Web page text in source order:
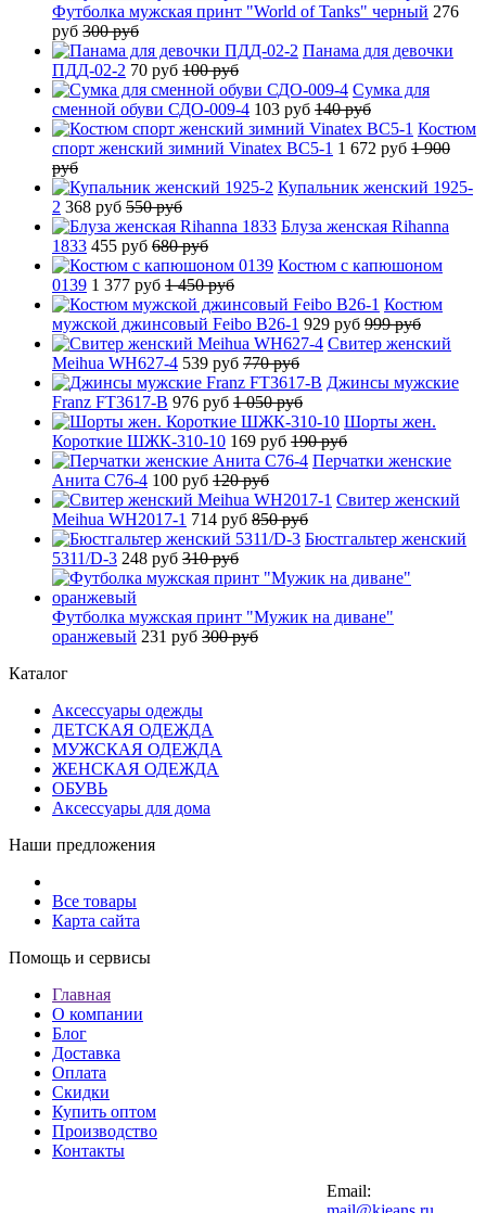
Футболка мужская принт "World of Tanks" черный 276
руб 300 руб
Панама для девочки
ПДД-02-2 70 руб 100 руб
Сумка для
сменной обуви СДО-009-4 103 руб 140 руб
Костюм
спорт женский зимний Vinatex BC5-1 1 672 руб 1 900
руб
Купальник женский 1925-
2 368 руб 550 руб
Блуза женская Rihanna
1833 455 руб 680 руб
Костюм с капюшоном
0139 1 377 руб 1 450 руб
Костюм
мужской джинсовый Feibo B26-1 929 руб 999 руб
Свитер женский
Meihua WH627-4 539 руб 770 руб
Джинсы мужские
Franz FT3617-B 976 руб 1 050 руб
Шорты жен.
Короткие ШЖК-310-10 169 руб 190 руб
Перчатки женские
Анита C76-4 100 руб 120 руб
Свитер женский
Meihua WH2017-1 714 руб 850 руб
Бюстгальтер женский
5311/D-3 248 руб 310 руб
Футболка мужская принт "Мужик на диване"
оранжевый 231 руб 300 руб
Каталог
Аксессуары одежды
ДЕТСКАЯ ОДЕЖДА
МУЖСКАЯ ОДЕЖДА
ЖЕНСКАЯ ОДЕЖДА
ОБУВЬ
Аксессуары для дома
Наши предложения
Все товары
Карта сайта
Помощь и сервисы
Главная
О компании
Блог
Доставка
Оплата
Скидки
Купить оптом
Производство
Контакты
Email: